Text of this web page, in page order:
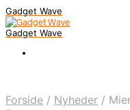
Gadget Wave
Gadget Wave
Forside / Nyheder /